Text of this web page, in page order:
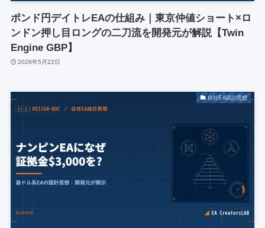
ポンド円デイトレEAの仕組み｜東京仲値ショート×ロ
ンドン押し目ロングの二刀流を開発元が解説【Twin
Engine GBP】
2026年5月22日
自社EA設計思想